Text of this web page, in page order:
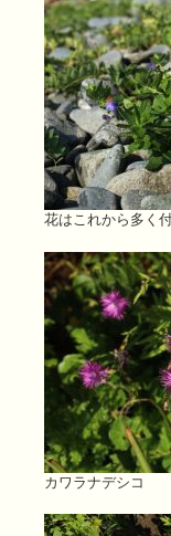
花はこれから多く
カワラナデシコ